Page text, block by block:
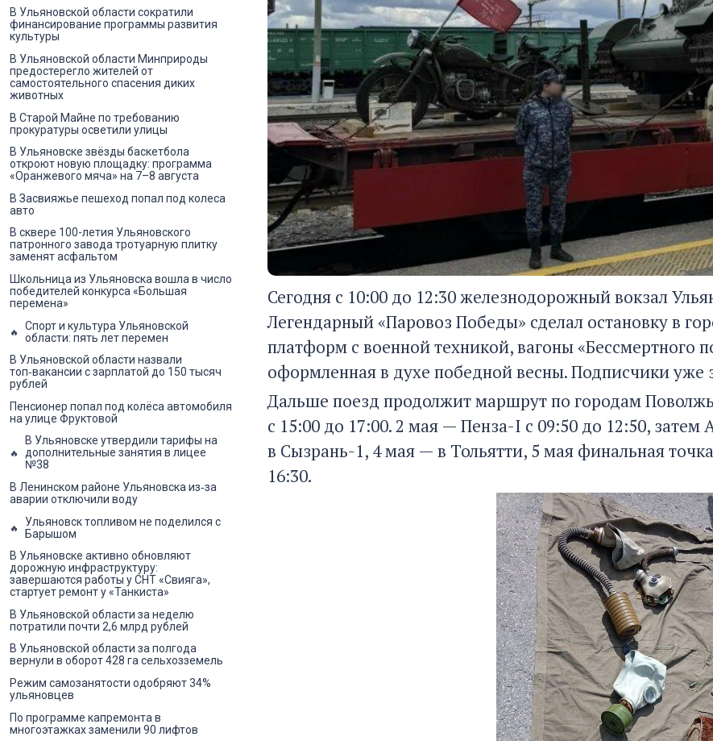
Сегодня с 10:00 до 12:30 железнодорожный вокзал
Легендарный «Паровоз Победы» сделал остановку в
платформ с военной техникой, вагоны «Бессмертного
оформленная в духе победной весны. Подписчики
Дальше поезд продолжит маршрут по городам
с 15:00 до 17:00. 2 мая — Пенза-I с 09:50 до 12:50, затем
в Сызрань-1, 4 мая — в Тольятти, 5 мая финальная
16:30.
В Ульяновской области сократили
финансирование программы развития
культуры
В Ульяновской области Минприроды
предостерегло жителей от
самостоятельного спасения диких
животных
В Старой Майне по требованию
прокуратуры осветили улицы
В Ульяновске звёзды баскетбола
откроют новую площадку: программа
«Оранжевого мяча» на 7–8 августа
В Засвияжье пешеход попал под колеса
авто
В сквере 100-летия Ульяновского
патронного завода тротуарную плитку
заменят асфальтом
Школьница из Ульяновска вошла в число
победителей конкурса «Большая
перемена»
Спорт и культура Ульяновской
области: пять лет перемен
В Ульяновской области назвали
топ‑вакансии с зарплатой до 150 тысяч
рублей
Пенсионер попал под колёса автомобиля
на улице Фруктовой
В Ульяновске утвердили тарифы на
дополнительные занятия в лицее
№38
В Ленинском районе Ульяновска из‑за
аварии отключили воду
Ульяновск топливом не поделился с
Барышом
В Ульяновске активно обновляют
дорожную инфраструктуру:
завершаются работы у СНТ «Свияга»,
стартует ремонт у «Танкиста»
В Ульяновской области за неделю
потратили почти 2,6 млрд рублей
В Ульяновской области за полгода
вернули в оборот 428 га сельхозземель
Режим самозанятости одобряют 34%
ульяновцев
По программе капремонта в
многоэтажках заменили 90 лифтов